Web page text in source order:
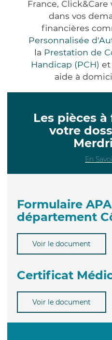
France,
dans vos
financières
Personnalisée
la Prestation de
Handicap (PCH) et
aide à
Les pièces
votre
En
Formulaire
département
Voir le document
Certificat
Voir le document